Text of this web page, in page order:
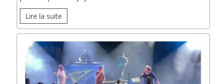
Lire la suite